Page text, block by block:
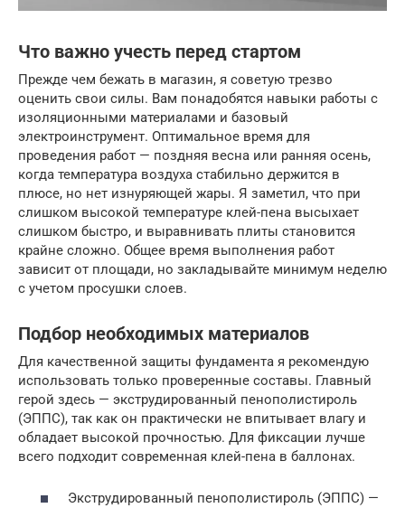
Что важно учесть перед стартом
Прежде чем бежать в магазин, я советую трезво
оценить свои силы. Вам понадобятся навыки работы с
изоляционными материалами и базовый
электроинструмент. Оптимальное время для
проведения работ — поздняя весна или ранняя осень,
когда температура воздуха стабильно держится в
плюсе, но нет изнуряющей жары. Я заметил, что при
слишком высокой температуре клей-пена высыхает
слишком быстро, и выравнивать плиты становится
крайне сложно. Общее время выполнения работ
зависит от площади, но закладывайте минимум неделю
с учетом просушки слоев.
Подбор необходимых материалов
Для качественной защиты фундамента я рекомендую
использовать только проверенные составы. Главный
герой здесь — экструдированный пенополистироль
(ЭППС), так как он практически не впитывает влагу и
обладает высокой прочностью. Для фиксации лучше
всего подходит современная клей-пена в баллонах.
Экструдированный пенополистироль (ЭППС) —